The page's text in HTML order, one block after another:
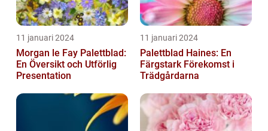
11 januari 2024
Morgan le Fay Palettblad:
En Översikt och Utförlig
Presentation
11 januari 2024
Palettblad Haines: En
Färgstark Förekomst i
Trädgårdarna